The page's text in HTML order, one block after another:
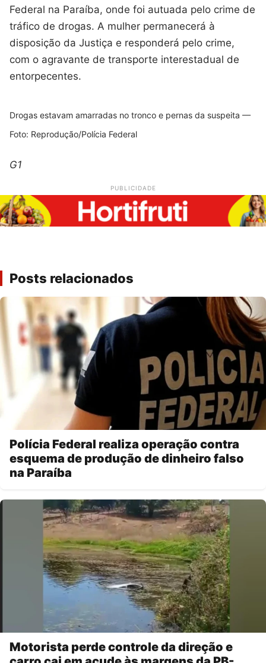
Federal na Paraíba, onde foi autuada pelo crime de
tráfico de drogas. A mulher permanecerá à
disposição da Justiça e responderá pelo crime,
com o agravante de transporte interestadual de
entorpecentes.
Drogas estavam amarradas no tronco e pernas da suspeita —
Foto: Reprodução/Polícia Federal
G1
PUBLICIDADE
Posts relacionados
Polícia Federal realiza operação contra
esquema de produção de dinheiro falso
na Paraíba
Motorista perde controle da direção e